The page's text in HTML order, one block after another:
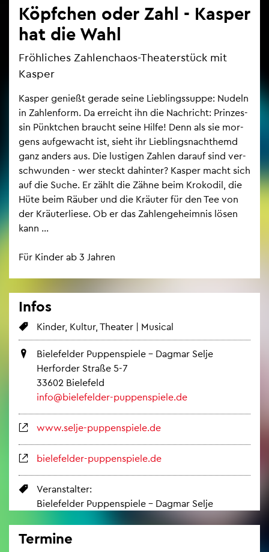
Köpf­chen oder Zahl - Kas­per
hat die Wahl
Fröh­li­ches Zah­len­cha­os-Thea­ter­stück mit
Kas­per
Kas­per ge­nie­ßt ge­ra­de seine Lieb­lings­sup­pe: Nu­deln
in Zah­len­form. Da er­reicht ihn die Nach­richt: Prin­zes­
sin Pünkt­chen braucht seine Hilfe! Denn als sie mor­
gens auf­ge­wacht ist, sieht ihr Lieb­lings­nacht­hemd
ganz an­ders aus. Die lus­ti­gen Zah­len dar­auf sind ver­
schwun­den - wer steckt da­hin­ter? Kas­per macht sich
auf die Suche. Er zählt die Zähne beim Kro­ko­dil, die
Hüte beim Räu­ber und die Kräu­ter für den Tee von
der Kräu­ter­lie­se. Ob er das Zah­len­ge­heim­nis lösen
kann ...
Für Kin­der ab 3 Jah­ren
Infos
Kin­der, Kul­tur, Thea­ter | Mu­si­cal
Bie­le­fel­der Pup­pen­spie­le – Dag­mar Selje
Her­for­der Stra­ße 5-7
33602 Bie­le­feld
info@​bielefelder-​pup​pens​piel​e.​de
www.​selje-​pup​pens​piel​e.​de
bie­le­fel­der-pup­pen­spie­le.de
Ver­an­stal­ter:
Bie­le­fel­der Pup­pen­spie­le – Dag­mar Selje
Ter­mi­ne